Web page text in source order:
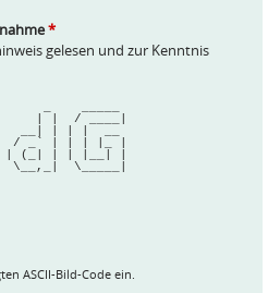
*
gelesen und zur Kenntnis
| |  / ____|
__| | | |  __
/ _` | | | |_ |
| (_| | | |__| |
\_____|
ASCII-Bild-Code ein.